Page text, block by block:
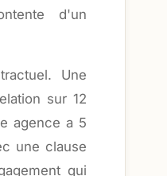
d'un
Une
sur 12
agence a 5
une clause
qui